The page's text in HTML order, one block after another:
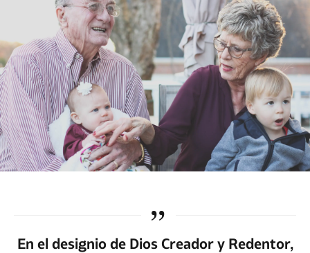
En el designio de Dios Creador y Redentor,